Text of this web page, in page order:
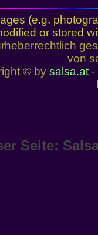
(e.g.
or stored
von
© by salsa.at-
Seite: